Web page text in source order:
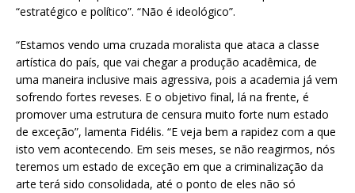
“estratégico e político”. “Não é ideológico”.
“Estamos vendo uma cruzada moralista que ataca a classe
artística do país, que vai chegar a produção acadêmica, de
uma maneira inclusive mais agressiva, pois a academia já vem
sofrendo fortes reveses. E o objetivo final, lá na frente, é
promover uma estrutura de censura muito forte num estado
de exceção”, lamenta Fidélis. “E veja bem a rapidez com a que
isto vem acontecendo. Em seis meses, se não reagirmos, nós
teremos um estado de exceção em que a criminalização da
arte terá sido consolidada, até o ponto de eles não só